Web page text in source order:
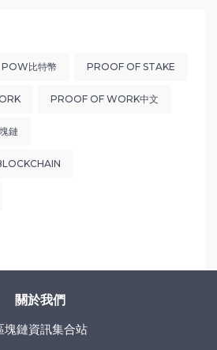
POW比特幣 PROOF OF STAKE
PROOF OF WORK中文
鏈
關於我們
塊鏈資訊集合站